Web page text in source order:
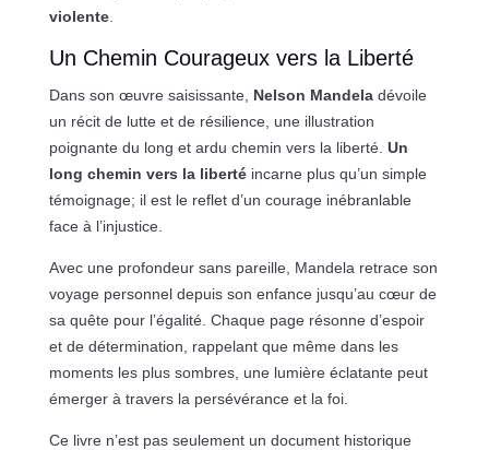
violente.
Un Chemin Courageux vers la Liberté
Dans son œuvre saisissante, Nelson Mandeladévoile
un récit de lutte et de résilience, une illustration
poignante du long et ardu chemin vers la liberté. Un
long chemin vers la libertéincarne plus qu’un simple
témoignage; il est le reflet d’un courage inébranlable
face à l’injustice.
Avec une profondeur sans pareille, Mandela retrace son
voyage personnel depuis son enfance jusqu’au cœur de
sa quête pour l’égalité. Chaque page résonne d’espoir
et de détermination, rappelant que même dans les
moments les plus sombres, une lumière éclatante peut
émerger à travers la persévérance et la foi.
Ce livre n’est pas seulement un document historique